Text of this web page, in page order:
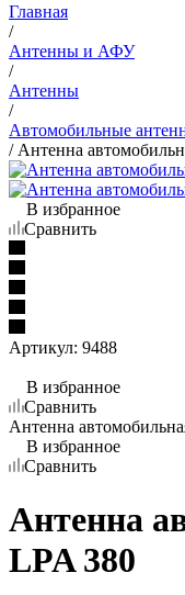
Главная
/
Антенны и АФУ
/
Антенны
/
Автомобильные
/ Антенна
В избранное
Сравнить
Артикул: 9488
В избранное
Сравнить
Антенна
В избранное
Сравнить
Антенна
LPA 380